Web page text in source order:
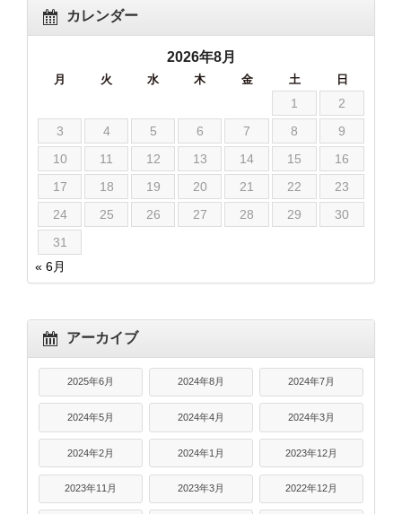
カレンダー
2026年8月
月 火 水 木 金 土 日
1
2
3
4 5 6 7 8
9
10
11 12 13 14 15
16
17
18 19 20 21 22
23
24
25 26 27 28 29
30
31
« 6月
アーカイブ
2025年6月 2024年8月 2024年7月
2024年5月 2024年4月 2024年3月
2024年2月 2024年1月 2023年12月
2023年11月 2023年3月 2022年12月